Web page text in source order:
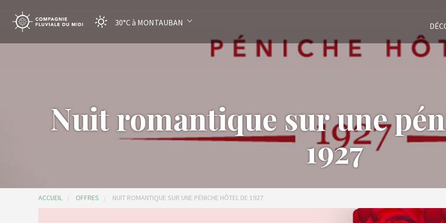
30°Cà MONTAUBAN
Nuit romantique sur une
1927
ACCUEIL OFFRES NUIT ROMANTIQUE SUR UNE PÉNICHE HÔTEL DE 1927